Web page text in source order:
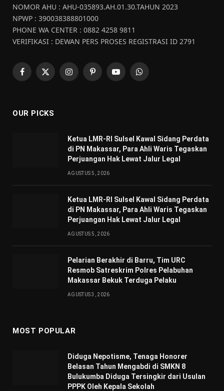
NOMOR AHU : AHU-035893.AH.01.30.TAHUN 2023
NPWP : 390038388801000
PHONE WA CENTER : 0882 4258 9811
VERIFIKASI : DEWAN PERS PROSES REGISTRASI ID 2791
Facebook
X
InstagramPinterestYouTubeWhatsApp
OUR PICKS
Ketua LMR-RI Sulsel Kawal Sidang Perdata
di PN Makassar, Para Ahli Waris Tegaskan
Perjuangan Hak Lewat Jalur Legal
AGUSTUS 5, 2026
Ketua LMR-RI Sulsel Kawal Sidang Perdata
di PN Makassar, Para Ahli Waris Tegaskan
Perjuangan Hak Lewat Jalur Legal
AGUSTUS 5, 2026
Pelarian Berakhir di Barru, Tim URC
Resmob Satreskrim Polres Pelabuhan
Makassar Bekuk Terduga Pelaku
AGUSTUS 3, 2026
MOST POPULAR
Diduga Nepotisme, Tenaga Honorer
Belasan Tahun Mengabdi di SMKN 8
Bulukumba Diduga Tersingkir dari Usulan
PPPK Oleh Kepala Sekolah